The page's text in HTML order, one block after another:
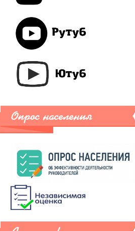
Опрос населения